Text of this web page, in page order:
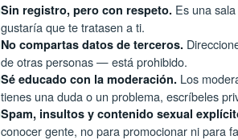
Sin registro, pero con respeto. Es una
gustaría que te tratasen a ti.
No compartas datos de terceros.
de otras personas — está prohibido.
Sé educado con la moderación. Los
tienes una duda o un problema, escríbeles
Spam, insultos y contenido sexual
conocer gente, no para promocionar ni para